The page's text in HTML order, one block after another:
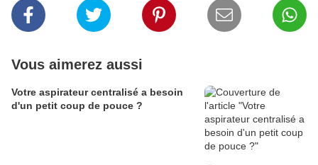
Vous aimerez aussi
Votre aspirateur centralisé a besoin
d'un petit coup de pouce ?